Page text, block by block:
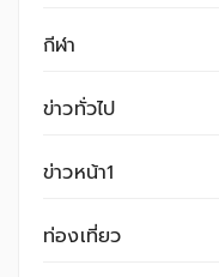
กีฬา
ข่าวทั่วไป
ข่าวหน้า1
ท่องเที่ยว